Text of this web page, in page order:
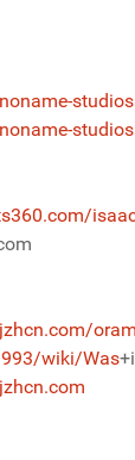
wiki/Was